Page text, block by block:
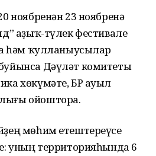
ноябренән 23 ноябренә
аҙыҡ-түлек фестивале
һәм ҡулланыусылар
Дәүләт комитеты
хөкүмәте, БР ауыл
ойоштора.
мөһим етештереүсе
уның территорияһында 6